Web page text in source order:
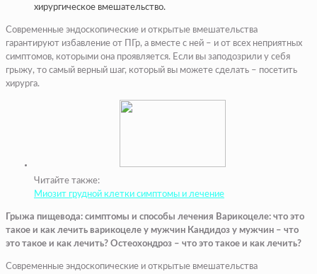
хирургическое вмешательство.
Современные эндоскопические и открытые вмешательства
гарантируют избавление от ПГр, а вместе с ней – и от всех неприятных
симптомов, которыми она проявляется. Если вы заподозрили у себя
грыжу, то самый верный шаг, который вы можете сделать – посетить
хирурга.
Читайте также:
Миозит грудной клетки симптомы и лечение
Грыжа пищевода: симптомы и способы лечения Варикоцеле: что это
такое и как лечить варикоцеле у мужчин Кандидоз у мужчин – что
это такое и как лечить? Остеохондроз – что это такое и как лечить?
Современные эндоскопические и открытые вмешательства